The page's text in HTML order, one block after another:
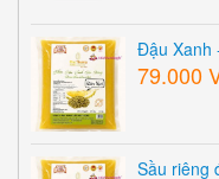
Đậu Xanh
79.000
Sầu riêng